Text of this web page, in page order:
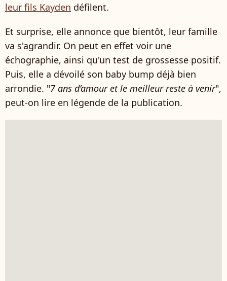
leur fils Kayden défilent.
Et surprise, elle annonce que bientôt, leur famille
va s'agrandir. On peut en effet voir une
échographie, ainsi qu'un test de grossesse positif.
Puis, elle a dévoilé son baby bump déjà bien
arrondie. "7 ans d’amour et le meilleur reste à venir",
peut-on lire en légende de la publication.